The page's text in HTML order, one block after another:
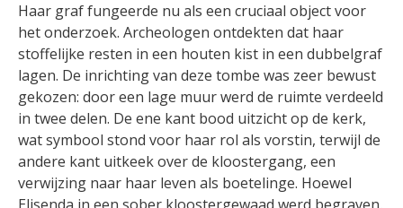
Haar graf fungeerde nu als een cruciaal object voor
het onderzoek. Archeologen ontdekten dat haar
stoffelijke resten in een houten kist in een dubbelgraf
lagen. De inrichting van deze tombe was zeer bewust
gekozen: door een lage muur werd de ruimte verdeeld
in twee delen. De ene kant bood uitzicht op de kerk,
wat symbool stond voor haar rol als vorstin, terwijl de
andere kant uitkeek over de kloostergang, een
verwijzing naar haar leven als boetelinge. Hoewel